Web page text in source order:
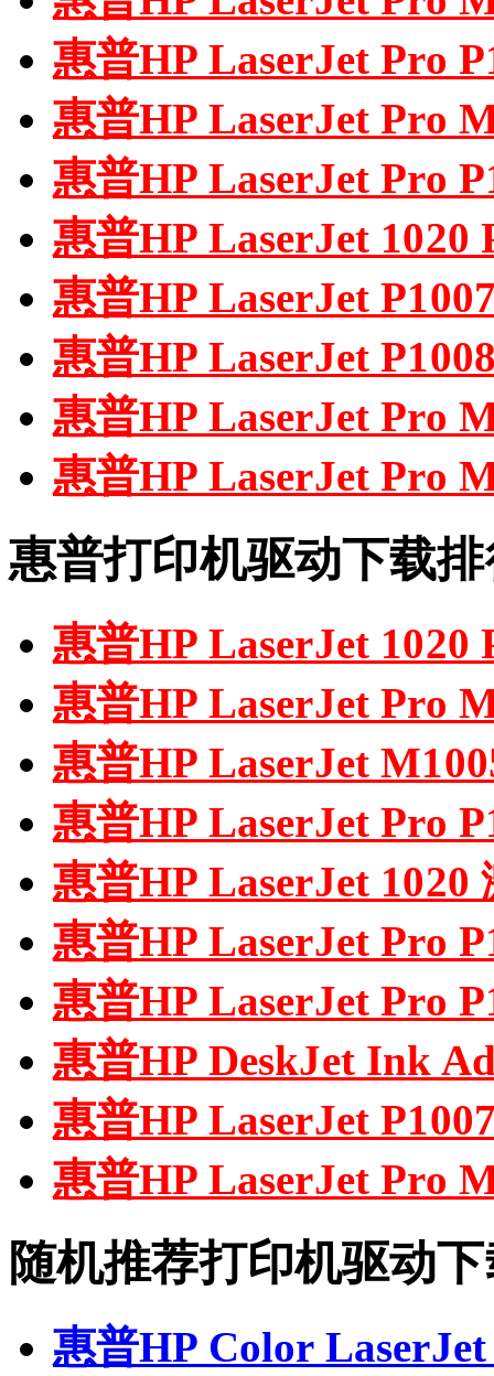
惠普HP LaserJet Pro
惠普HP LaserJet Pro
惠普HP LaserJet Pro
惠普HP LaserJet 1020
惠普HP LaserJet
惠普HP LaserJet
惠普HP LaserJet Pro
惠普HP LaserJet Pro
惠普打印机驱动下载
惠普HP LaserJet 1020
惠普HP LaserJet Pro
惠普HP LaserJet
惠普HP LaserJet Pro
惠普HP LaserJet 1020
惠普HP LaserJet Pro
惠普HP LaserJet Pro
惠普HP DeskJet Ink
惠普HP LaserJet
惠普HP LaserJet Pro
随机推荐打印机驱动
惠普HP Color